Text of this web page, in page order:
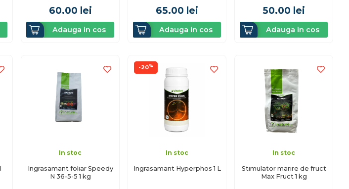
60.00 lei
Adauga in cos
65.00 lei
Adauga in cos
50.00 lei
Adauga in cos
In stoc
Ingrasamant foliar Speedy
N 36-5-5 1 kg
-20%
In stoc
Ingrasamant Hyperphos 1 L
In stoc
Stimulator marire de fruct
Max Fruct 1 kg